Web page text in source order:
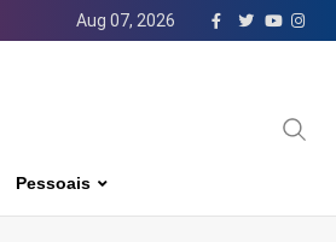
Aug 07, 2026
Pessoais